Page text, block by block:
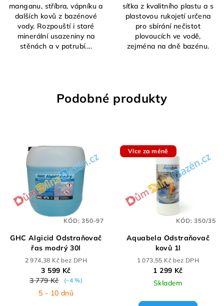
manganu, stříbra, vápníku a
dalších kovů z bazénové
vody. Rozpouští i staré
minerální usazeniny na
stěnách a v potrubí....
síťka z kvalitního plastu a s
plastovou rukojetí určena
pro sbírání nečistot
plovoucích ve vodě,
zejména na dně bazénu.
Podobné produkty
GHC Algicid Odstraňovač
řas modrý 30l
2 974,38 Kč bez DPH
3 599 Kč
3 779 Kč
(–4 %)
5 - 10 dnů
KÓD:350-97
Více za méně
Aquabela Odstraňovač
kovů 1l
1 073,55 Kč bez DPH
1 299 Kč
Skladem
KÓD:350/35